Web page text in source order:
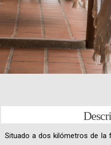
Situado a dos kilómetros de la